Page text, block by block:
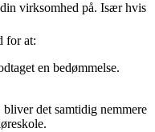
virksomhed på. Især hvis
for at:
en bedømmelse.
det samtidig nemmere